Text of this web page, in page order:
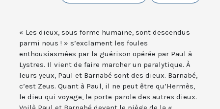
« Les dieux, sous forme humaine, sont descendus
parmi nous ! » s’exclament les foules
enthousiasmées par la guérison opérée par Paul à
Lystres. Il vient de faire marcher un paralytique. À
leurs yeux, Paul et Barnabé sont des dieux. Barnabé,
c’est Zeus. Quant à Paul, il ne peut être qu’Hermès,
le dieu qui voyage, le porte-parole des autres dieux.